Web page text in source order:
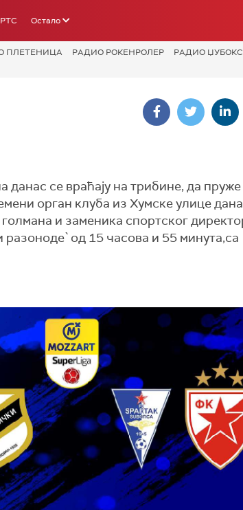
РТС Остало
ПЛЕТЕНИЦА РАДИО РОКЕНРОЛЕР РАДИО ЏУБОКС
се враћају на трибине, да пруже
орган клуба из Хумске улице
и заменика спортског
од 15 часова и 55 минута,са